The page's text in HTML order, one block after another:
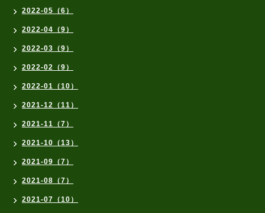
2022-05（6）
2022-04（9）
2022-03（9）
2022-02（9）
2022-01（10）
2021-12（11）
2021-11（7）
2021-10（13）
2021-09（7）
2021-08（7）
2021-07（10）